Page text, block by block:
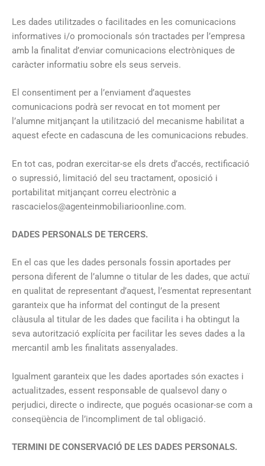
Les dades utilitzades o facilitades en les comunicacions
informatives i/o promocionals són tractades per l’empresa
amb la finalitat d’enviar comunicacions electròniques de
caràcter informatiu sobre els seus serveis.
El consentiment per a l’enviament d’aquestes
comunicacions podrà ser revocat en tot moment per
l’alumne mitjançant la utilització del mecanisme habilitat a
aquest efecte en cadascuna de les comunicacions rebudes.
En tot cas, podran exercitar-se els drets d’accés, rectificació
o supressió, limitació del seu tractament, oposició i
portabilitat mitjançant correu electrònic a
rascacielos@agenteinmobiliarioonline.com.
DADES PERSONALS DE TERCERS.
En el cas que les dades personals fossin aportades per
persona diferent de l’alumne o titular de les dades, que actuï
en qualitat de representant d’aquest, l’esmentat representant
garanteix que ha informat del contingut de la present
clàusula al titular de les dades que facilita i ha obtingut la
seva autorització explícita per facilitar les seves dades a la
mercantil amb les finalitats assenyalades.
Igualment garanteix que les dades aportades són exactes i
actualitzades, essent responsable de qualsevol dany o
perjudici, directe o indirecte, que pogués ocasionar-se com a
conseqüència de l’incompliment de tal obligació.
TERMINI DE CONSERVACIÓ DE LES DADES PERSONALS.